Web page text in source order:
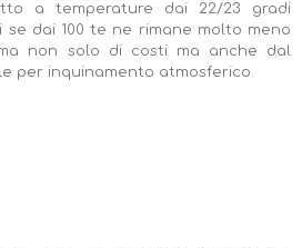
a temperature dai 22/23 gradi
se dai 100 te ne rimane molto meno
non solo di costi ma anche dal
per inquinamento atmosferico.